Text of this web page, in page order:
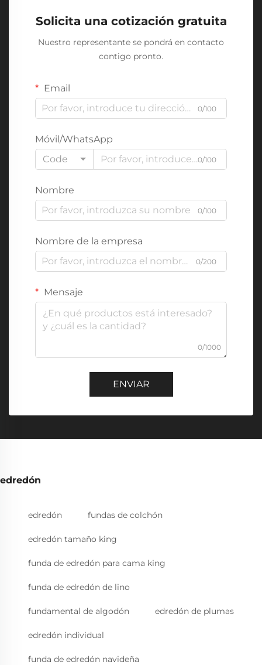
Solicita una cotización gratuita
Nuestro representante se pondrá en contacto
contigo pronto.
Email
0/100
Móvil/WhatsApp
Code
0/100
Nombre
0/100
Nombre de la empresa
0/200
Mensaje
0/1000
ENVIAR
edredón
edredón fundas de colchón
edredón tamaño king
funda de edredón para cama king
funda de edredón de lino
fundamental de algodón edredón de plumas
edredón individual
funda de edredón navideña